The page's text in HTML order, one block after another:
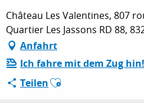
ESPACE PRO
Château Les Valentines, 807
Quartier Les Jassons RD 88,
Anfahrt
Ich fahre mit dem Zug hin!
TeilenAjouter aux favoris